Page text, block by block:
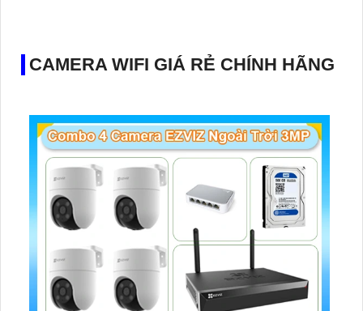
CAMERA WIFI GIÁ RẺ CHÍNH HÃNG